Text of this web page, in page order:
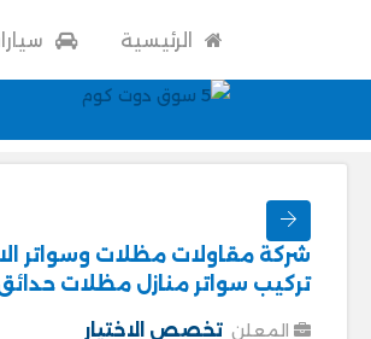
الرئيسية
شركة مقاولات مظلات وسواتر
تركيب سواتر منازل مظلات
المعلن تخصص الاختيار